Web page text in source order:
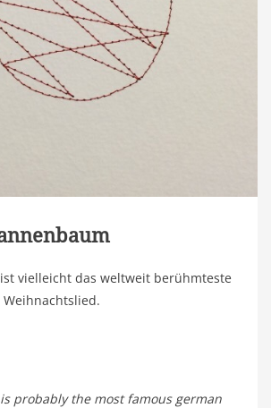
ist vielleicht das weltweit berühmteste
probably the most famous german